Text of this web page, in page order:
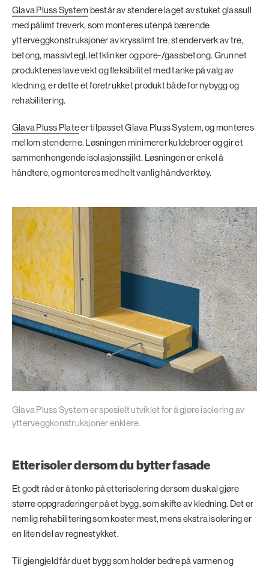
Glava Pluss Systembestår av stendere laget av stuket glassull
med pålimt treverk, som monteres utenpå bærende
ytterveggkonstruksjoner av krysslimt tre, stenderverk av tre,
betong, massivtegl, lettklinker og pore-/gassbetong. Grunnet
produktenes lave vekt og fleksibilitet med tanke på valg av
kledning, er dette et foretrukket produkt både for nybygg og
rehabilitering.
Glava Pluss Plateer tilpasset Glava Pluss System, og monteres
mellom stenderne. Løsningen minimerer kuldebroer og gir et
sammenhengende isolasjonssjikt. Løsningen er enkel å
håndtere, og monteres med helt vanlig håndverktøy.
Glava Pluss System er spesielt utviklet for å gjøre isolering av
ytterveggkonstruksjoner enklere.
Etterisoler dersom du bytter fasade
Et godt råd er å tenke på etterisolering dersom du skal gjøre
større oppgraderinger på et bygg, som skifte av kledning. Det er
nemlig rehabilitering som koster mest, mens ekstra isolering er
en liten del av regnestykket.
Til gjengjeld får du et bygg som holder bedre på varmen og